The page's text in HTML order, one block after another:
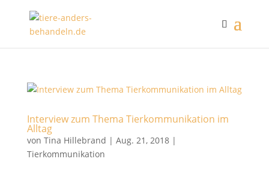
Interview zum Thema Tierkommunikation im
Alltag
von Tina Hillebrand | Aug. 21, 2018|
Tierkommunikation